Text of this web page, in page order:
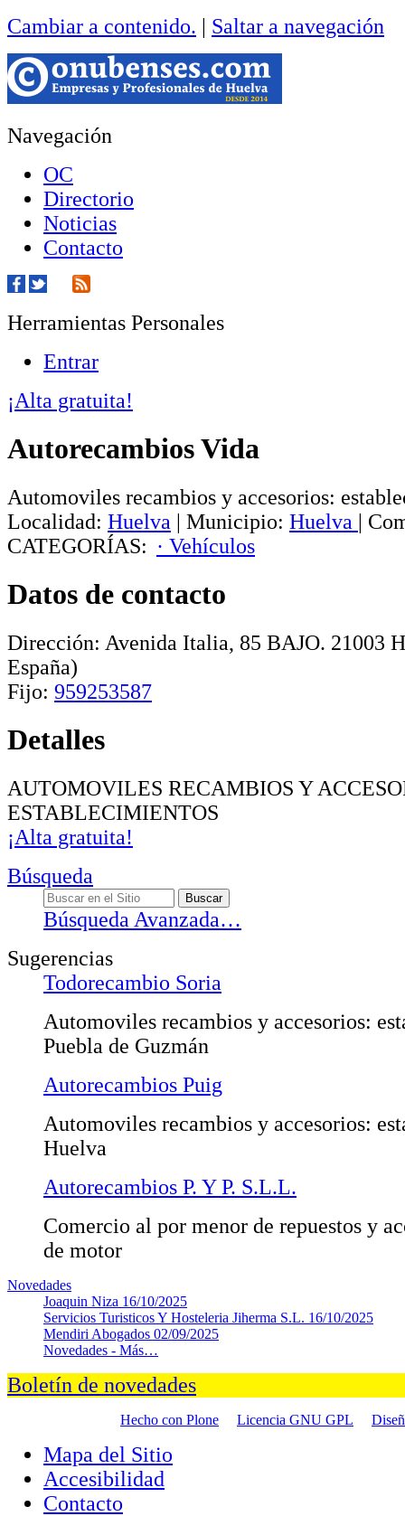
Cambiar a contenido. | Saltar a navegación
Navegación
OC
Directorio
Noticias
Contacto
Herramientas Personales
Entrar
¡Alta gratuita!
Autorecambios Vida
Automoviles recambios y accesorios:
Localidad: Huelva | Municipio: Huelva |
CATEGORÍAS: · Vehículos
Datos de contacto
Dirección: Avenida Italia, 85 BAJO. 21003
España)
Fijo: 959253587
Detalles
AUTOMOVILES RECAMBIOS Y
ESTABLECIMIENTOS
¡Alta gratuita!
Búsqueda
Búsqueda Avanzada…
Sugerencias
Todorecambio Soria
Automoviles recambios y accesorios:
Puebla de Guzmán
Autorecambios Puig
Automoviles recambios y accesorios:
Huelva
Autorecambios P. Y P. S.L.L.
Comercio al por menor de repuestos y
de motor
Novedades
Joaquin Niza 16/10/2025
Servicios Turisticos Y Hosteleria Jiherma S.L. 16/10/2025
Mendiri Abogados 02/09/2025
Novedades - Más…
Boletín de novedades
Hecho con Plone Licencia GNU GPL
Mapa del Sitio
Accesibilidad
Contacto